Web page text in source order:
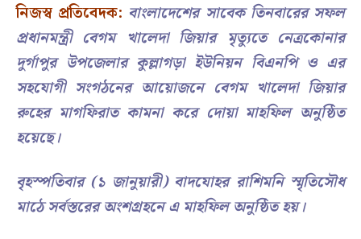
নিজস্ব প্রতিবেদক: বাংলাদেশের সাবেক তিনবারের সফল
প্রধানমন্ত্রী বেগম খালেদা জিয়ার মৃত্যুতে নেত্রকোনার
দুর্গাপুর উপজেলার কুল্লাগড়া ইউনিয়ন বিএনপি ও এর
সহযোগী সংগঠনের আয়োজনে বেগম খালেদা জিয়ার
রুহের মাগফিরাত কামনা করে দোয়া মাহফিল অনুষ্ঠিত
হয়েছে।
বৃহস্পতিবার (১ জানুয়ারী) বাদযোহর রাশিমনি স্মৃতিসৌধ
মাঠে সর্বস্তরের অংশগ্রহনে এ মাহফিল অনুষ্ঠিত হয়।